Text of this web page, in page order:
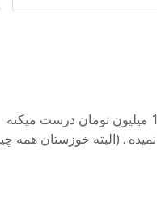
1000تومان تخفیف نمیده . (البته